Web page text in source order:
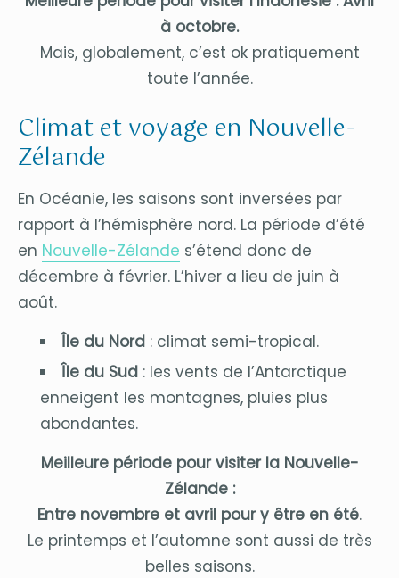
à octobre.
Mais, globalement, c’est ok pratiquement
toute l’année.
Climat et voyage en Nouvelle-
Zélande
En Océanie, les saisons sont inversées par
rapport à l’hémisphère nord. La période d’été
en Nouvelle-Zélande s’étend donc de
décembre à février. L’hiver a lieu de juin à
août.
Île du Nord : climat semi-tropical.
Île du Sud : les vents de l’Antarctique
enneigent les montagnes, pluies plus
abondantes.
Meilleure période pour visiter la Nouvelle-
Zélande :
Entre novembre et avril pour y être en été.
Le printemps et l’automne sont aussi de très
belles saisons.